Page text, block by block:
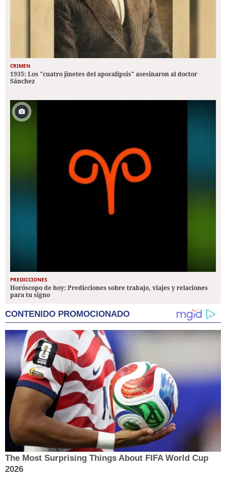
CRIMEN
1935: Los "cuatro jinetes del apocalipsis" asesinaron al doctor
Sánchez
PREDICCIONES
Horóscopo de hoy: Predicciones sobre trabajo, viajes y relaciones
para tu signo
CONTENIDO PROMOCIONADO
The Most Surprising Things About FIFA World Cup
2026